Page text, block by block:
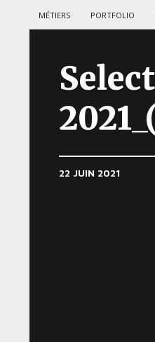
MÉTIERS PORTFOLIO
22 JUIN 2021